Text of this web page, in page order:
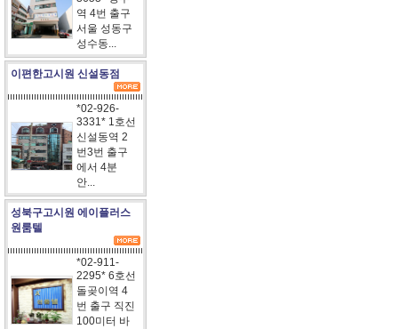
역 4번 출구
서울 성동구
성수동...
이편한고시원 신설동점
*02-926-
3331* 1호선
신설동역 2
번3번 출구
에서 4분
안...
성북구고시원 에이플러스
원룸텔
*02-911-
2295* 6호선
돌곶이역 4
번 출구 직진
100미터 바